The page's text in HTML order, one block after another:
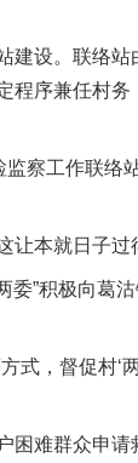
设。联络站
序兼任村务
察工作联络
本就日子过
”积极向葛
，督促村‘
难群众申请